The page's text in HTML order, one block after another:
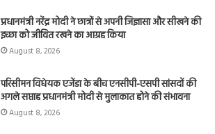
प्रधानमंत्री नरेंद्र मोदी ने छात्रों से अपनी जिज्ञासा और सीखने की
इच्छा को जीवित रखने का आग्रह किया
August 8, 2026
परिसीमन विधेयक एजेंडा के बीच एनसीपी-एसपी सांसदों की
अगले सप्ताह प्रधानमंत्री मोदी से मुलाकात होने की संभावना
August 8, 2026